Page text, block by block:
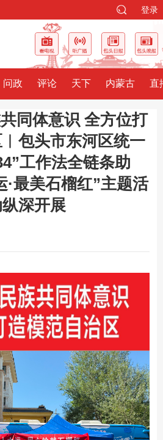
登录
问政 评论 天下 内蒙古 直
同体意识 全方位打
包头市东河区统一
工作法全链条助
·最美石榴红”主题活
深开展